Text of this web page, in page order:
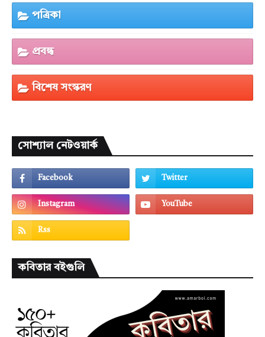
পত্রিকা
প্রবন্ধ
বিশেষ সংস্করণ
সোশ্যাল নেটওয়ার্ক
কবিতার বইগুলি